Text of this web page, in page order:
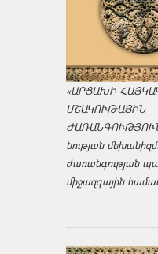
«ԱՐՑԱԽԻ
ՄՇԱԿՈՒԹԱՅԻՆ
նության
ժառանգության
միջազ­գային